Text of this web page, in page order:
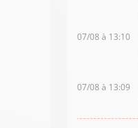
07/08 à 13:10
07/08 à 13:09